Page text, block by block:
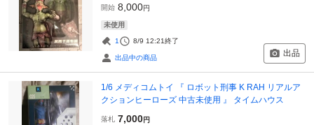
開始 8,000円
未使用
1 8/9 12:21終了
出品中の商品 出品
1/6 メディコムトイ 『 ロボット刑事 K RAH リアルア
クションヒーローズ 中古未使用 』 タイムハウス
落札 7,000円